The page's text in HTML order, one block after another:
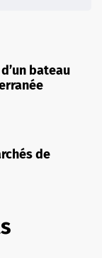
bateau
de